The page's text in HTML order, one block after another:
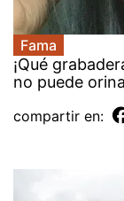
Fama
¡Qué
no puede
compartir en: